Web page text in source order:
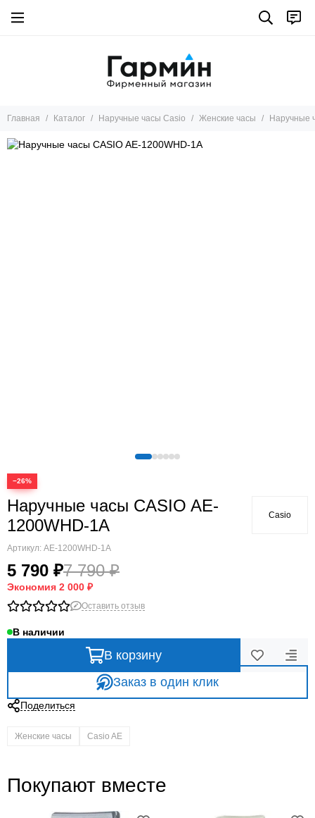
Главная Каталог Наручные часы Casio Женские часы Наручные
−26%
Наручные часы CASIO AE-
1200WHD-1A
Артикул: AE-1200WHD-1A
5 790 ₽7 790 ₽
Экономия 2 000 ₽
Casio
Оставить отзыв
В наличии
В корзину
Заказ в один клик
Поделиться
Женские часы Casio AE
Покупают вместе